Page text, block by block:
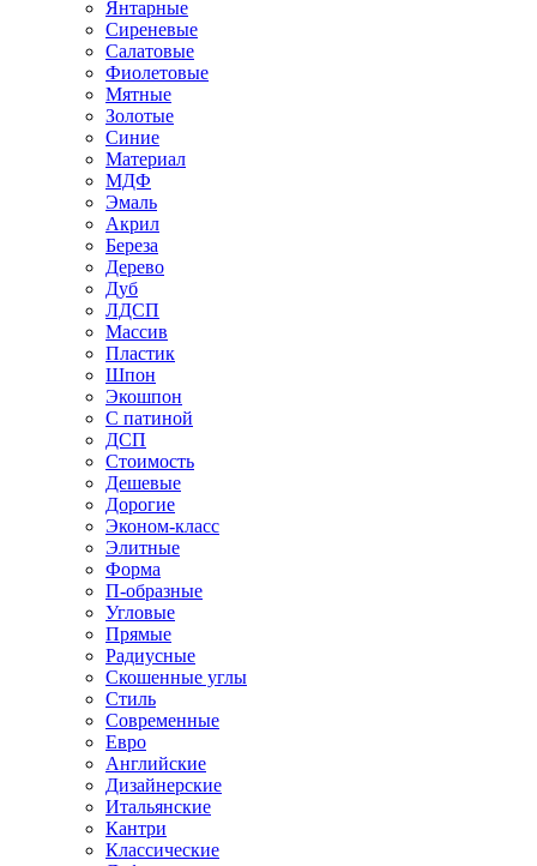
Янтарные
Сиреневые
Салатовые
Фиолетовые
Мятные
Золотые
Синие
Материал
МДФ
Эмаль
Акрил
Береза
Дерево
Дуб
ЛДСП
Массив
Пластик
Шпон
Экошпон
С патиной
ДСП
Стоимость
Дешевые
Дорогие
Эконом-класс
Элитные
Форма
П-образные
Угловые
Прямые
Радиусные
Скошенные углы
Стиль
Современные
Евро
Английские
Дизайнерские
Итальянские
Кантри
Классические